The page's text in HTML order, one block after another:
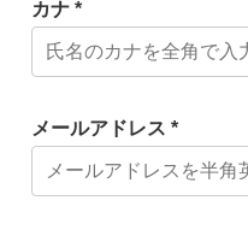
カナ *
メールアドレス *